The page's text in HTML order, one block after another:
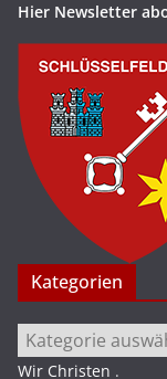
Hier Newsletter
Kategorien
Kategorien
Wir Christen .